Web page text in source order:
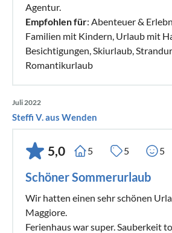
Agentur.
Empfohlen für: Abenteuer &
Familien mit Kindern, Urlaub mit
Besichtigungen, Skiurlaub,
Romantikurlaub
Juli 2022
Steffi V. aus Wenden
5,0 5 5 5
Schöner Sommerurlaub
Wir hatten einen sehr schönen
Maggiore.
Ferienhaus war super. Sauberkeit